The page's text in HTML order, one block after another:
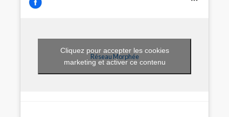
Réseau Morphée
Cliquez pour accepter les cookies
marketing et activer ce contenu